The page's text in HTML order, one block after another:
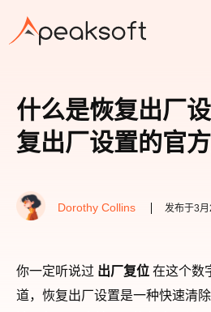
什么是恢复出厂
复出厂设置的官
Dorothy Collins 发布于3
你一定听说过 出厂复位 在这个数
道，恢复出厂设置是一种快速清